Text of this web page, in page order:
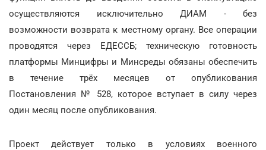
осуществляются исключительно ДИАМ - без
возможности возврата к местному органу. Все операции
проводятся через ЕДЕССБ; техническую готовность
платформы Минцифры и Минсреды обязаны обеспечить
в течение трёх месяцев от опубликования
Постановления № 528, которое вступает в силу через
один месяц после опубликования.
Проект действует только в условиях военного